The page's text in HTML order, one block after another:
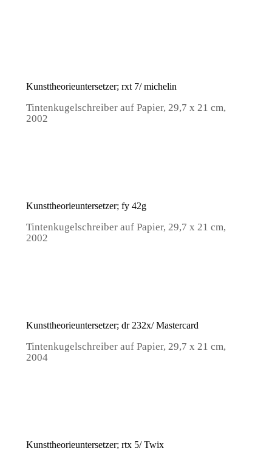
Kunsttheorieuntersetzer; rxt 7/ michelin
Tintenkugelschreiber auf Papier, 29,7 x 21 cm,
2002
Kunsttheorieuntersetzer; fy 42g
Tintenkugelschreiber auf Papier, 29,7 x 21 cm,
2002
Kunsttheorieuntersetzer; dr 232x/ Mastercard
Tintenkugelschreiber auf Papier, 29,7 x 21 cm,
2004
Kunsttheorieuntersetzer; rtx 5/ Twix